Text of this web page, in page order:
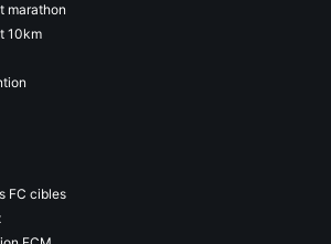
marathon
10km
FC cibles